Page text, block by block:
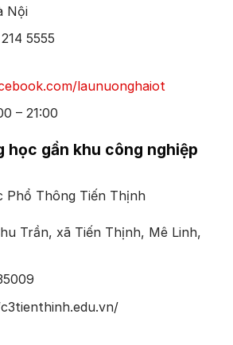
Nội
5555
launuonghaiot
– 21:00
học gần khu công nghiệp
Phổ Thông Tiến Thịnh
Trần, xã Tiến Thịnh, Mê Linh,